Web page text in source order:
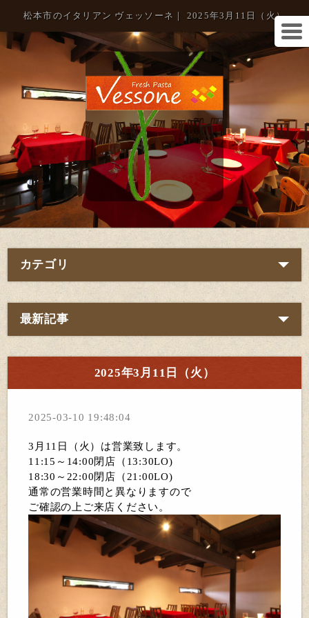
松本市のイタリアン ヴェッソーネ｜ 2025年3月11日（火）
カテゴリ
最新記事
2025年3月11日（火）
2025-03-10 19:48:04
3月11日（火）は営業致します。
11:15～14:00閉店（13:30LO)
18:30～22:00閉店（21:00LO)
通常の営業時間と異なりますので
ご確認の上ご来店ください。